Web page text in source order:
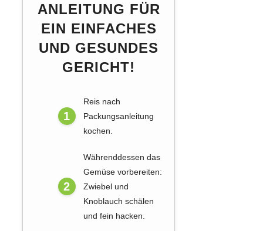
ANLEITUNG FÜR
EIN EINFACHES
UND GESUNDES
GERICHT!
Reis nach
Packungsanleitung
kochen.
Währenddessen das
Gemüse vorbereiten:
Zwiebel und
Knoblauch schälen
und fein hacken.